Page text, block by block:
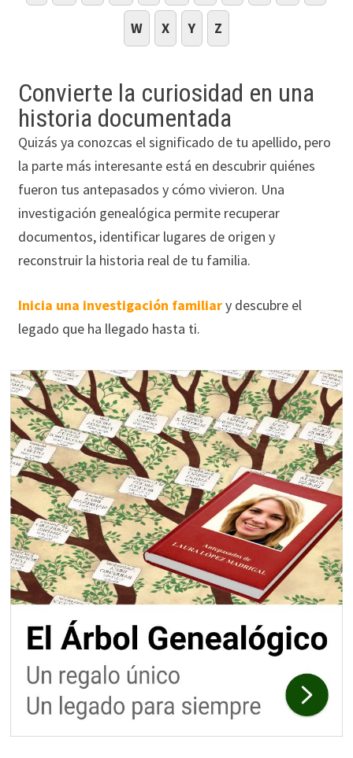
W X Y Z
Convierte la curiosidad en una
historia documentada
Quizás ya conozcas el significado de tu apellido, pero
la parte más interesante está en descubrir quiénes
fueron tus antepasados y cómo vivieron. Una
investigación genealógica permite recuperar
documentos, identificar lugares de origen y
reconstruir la historia real de tu familia.
Inicia una investigación familiary descubre el
legado que ha llegado hasta ti.